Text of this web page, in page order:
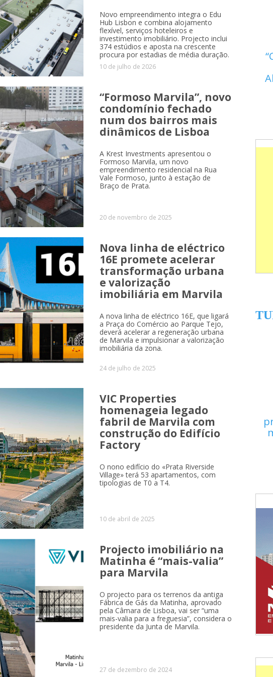
Novo empreendimento integra o Edu
Hub Lisbon e combina alojamento
flexível, serviços hoteleiros e
investimento imobiliário. Projecto inclui
374 estúdios e aposta na crescente
procura por estadias de média duração.
10 de julho de 2026
“Formoso Marvila”, novo
condomínio fechado
num dos bairros mais
dinâmicos de Lisboa
A Krest Investments apresentou o
Formoso Marvila, um novo
empreendimento residencial na Rua
Vale Formoso, junto à estação de
Braço de Prata.
20 de novembro de 2025
Nova linha de eléctrico
16E promete acelerar
transformação urbana
e valorização
imobiliária em Marvila
A nova linha de eléctrico 16E, que ligará
a Praça do Comércio ao Parque Tejo,
deverá acelerar a regeneração urbana
de Marvila e impulsionar a valorização
imobiliária da zona.
24 de julho de 2025
VIC Properties
homenageia legado
fabril de Marvila com
construção do Edifício
Factory
O nono edifício do «Prata Riverside
Village» terá 53 apartamentos, com
tipologias de T0 a T4.
10 de abril de 2025
Projecto imobiliário na
Matinha é “mais-valia”
para Marvila
O projecto para os terrenos da antiga
Fábrica de Gás da Matinha, aprovado
pela Câmara de Lisboa, vai ser “uma
mais-valia para a freguesia”, considera o
presidente da Junta de Marvila.
27 de dezembro de 2024